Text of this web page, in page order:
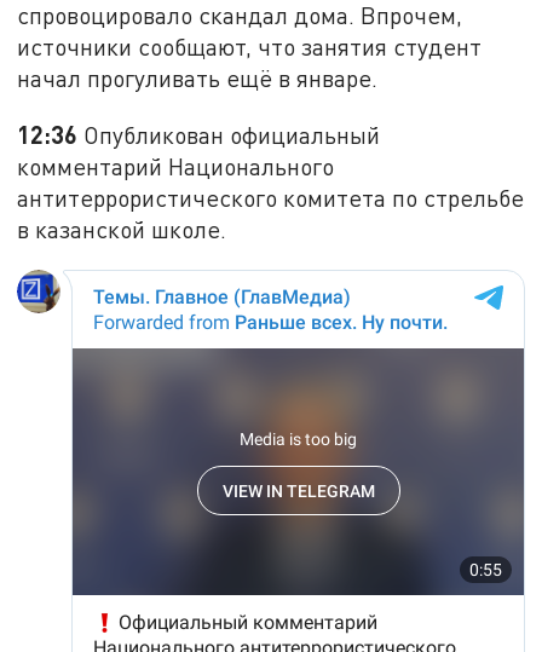
спровоцировало скандал дома. Впрочем,
источники сообщают, что занятия студент
начал прогуливать ещё в январе.
12:36 Опубликован официальный
комментарий Национального
антитеррористического комитета по стрельбе
в казанской школе.